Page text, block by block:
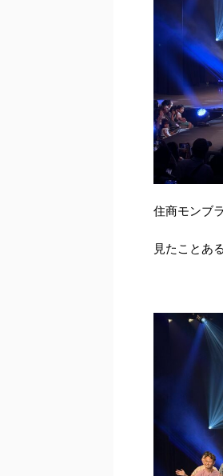
住商モンブ
見たことあ